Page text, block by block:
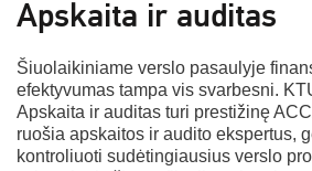
Apskaita ir auditas
Šiuolaikiniame verslo pasaulyje
efektyvumas tampa vis svarbesni.
Apskaita ir auditas turi prestižinę
ruošia apskaitos ir audito ekspertus,
kontroliuoti sudėtingiausius verslo